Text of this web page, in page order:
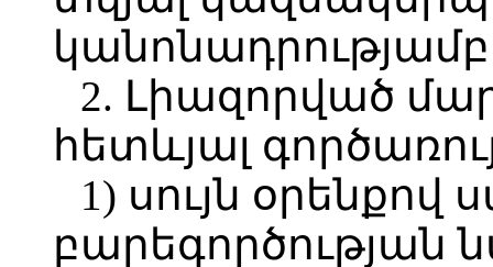
2. Լիազորված
հետևյալ
1) սույն
բարեգործության